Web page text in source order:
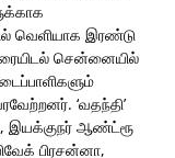
வெளியாக இரண்டு
சென்னையில்
‘வதந்தி’
இயக்குநர் ஆண்ட்ரூ
பிரசன்னா,